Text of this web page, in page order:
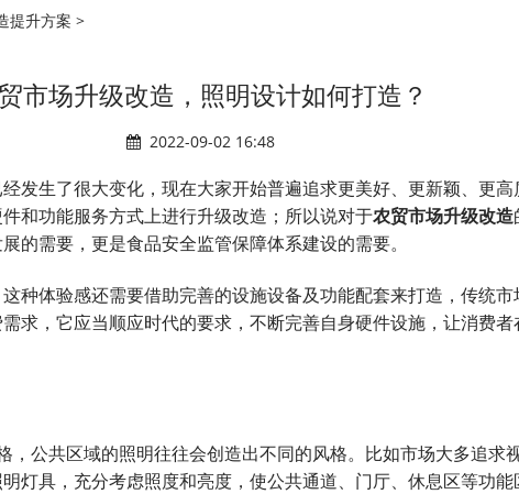
提升方案 >
市场升级改造，照明设计如何打造？
2022-09-02 16:48
生了很大变化，现在大家开始普遍追求更美好、更新颖、更高
和功能服务方式上进行升级改造；所以说对于农贸市场升级改造
的需要，更是食品安全监管保障体系建设的需要。
体验感还需要借助完善的设施设备及功能配套来打造，传统市
求，它应当顺应时代的要求，不断完善自身硬件设施，让消费
公共区域的照明往往会创造出不同的风格。比如市场大多追求
灯具，充分考虑照度和亮度，使公共通道、门厅、休息区等功